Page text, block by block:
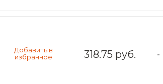
318.75 руб. -